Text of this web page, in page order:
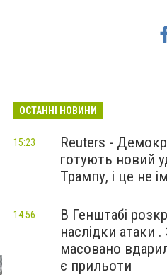
ОСТАННІ НОВИНИ
Reuters -
готують новий
Трампу, і це не
15:23
В Генштабі
наслідки атаки
масовано
є прильоти
14:56